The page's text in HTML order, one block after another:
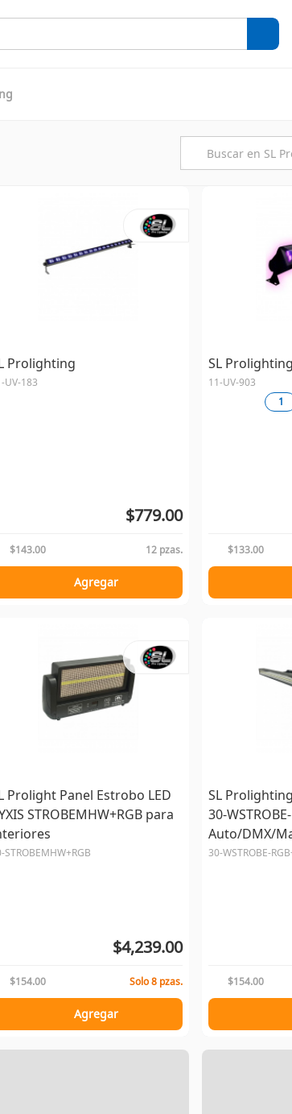
Prolighting
UV-183
$779.00
$143.00 12 pzas.
Agregar
SL
11-UV-903
1
$133.00
Prolight Panel Estrobo LED
STROBEMHW+RGB para
STROBEMHW+RGB
$4,239.00
$154.00 Solo 8 pzas.
Agregar
SL
30-
Auto/DMX/
Esclavo/
30-WSTROBE-
$154.00